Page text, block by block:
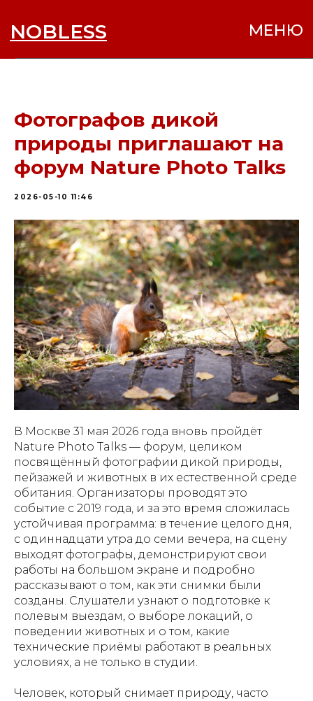
NOBLESS
Фотографов дикой
природы приглашают на
форум Nature Photo Talks
2026-05-10 11:46
В Москве 31 мая 2026 года вновь пройдёт
Nature Photo Talks — форум, целиком
посвящённый фотографии дикой природы,
пейзажей и животных в их естественной среде
обитания. Организаторы проводят это
событие с 2019 года, и за это время сложилась
устойчивая программа: в течение целого дня,
с одиннадцати утра до семи вечера, на сцену
выходят фотографы, демонстрируют свои
работы на большом экране и подробно
рассказывают о том, как эти снимки были
созданы. Слушатели узнают о подготовке к
полевым выездам, о выборе локаций, о
поведении животных и о том, какие
технические приёмы работают в реальных
условиях, а не только в студии.
Человек, который снимает природу, часто